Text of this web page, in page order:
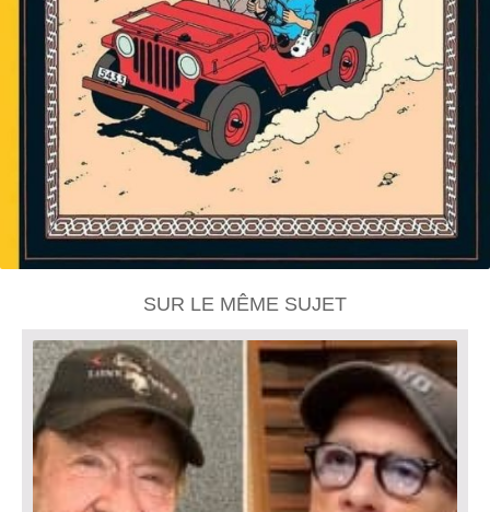
SUR LE MÊME SUJET